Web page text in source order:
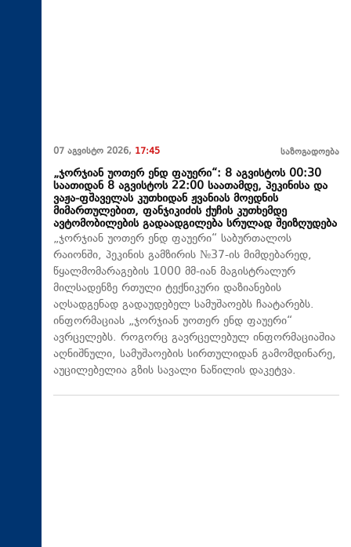
07 აგვისტო 2026, 17:45 საზოგადოება
„ჯორჯიან უოთერ ენდ ფაუერი“: 8 აგვისტოს 00:30
საათიდან 8 აგვისტოს 22:00 საათამდე, პეკინისა და
ვაჟა-ფშაველას კუთხიდან ჟვანიას მოედნის
მიმართულებით, ფანჯიკიძის ქუჩის კუთხემდე
ავტომობილების გადაადგილება სრულად შეიზღუდება
„ჯორჯიან უოთერ ენდ ფაუერი“ საბურთალოს
რაიონში, პეკინის გამზირის №37-ის მიმდებარედ,
წყალმომარაგების 1000 მმ-იან მაგისტრალურ
მილსადენზე რთული ტექნიკური დაზიანების
აღსადგენად გადაუდებელ სამუშაოებს ჩაატარებს.
ინფორმაციას „ჯორჯიან უოთერ ენდ ფაუერი“
ავრცელებს. როგორც გავრცელებულ ინფორმაციაშია
აღნიშნული, სამუშაოების სირთულიდან გამომდინარე,
აუცილებელია გზის სავალი ნაწილის დაკეტვა.